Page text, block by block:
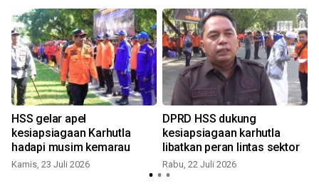
HSS gelar apel
kesiapsiagaan Karhutla
hadapi musim kemarau
Kamis, 23 Juli 2026
DPRD HSS dukung
kesiapsiagaan karhutla
libatkan peran lintas sektor
Rabu, 22 Juli 2026